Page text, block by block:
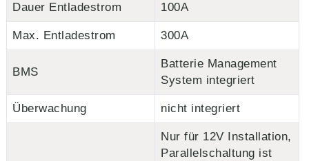
Dauer Entladestrom 100A
Max. Entladestrom 300A
BMS
Batterie Management
System integriert
Überwachung nicht integriert
Nur für 12V Installation,
Parallelschaltung ist